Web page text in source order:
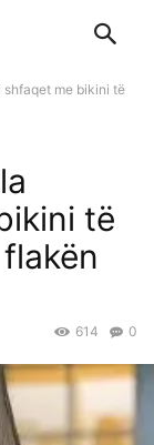
shfaqet me bikini të
të
0
614